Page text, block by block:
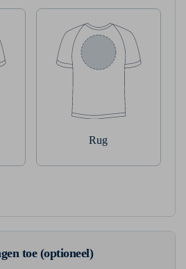
Rug
toe (optioneel)